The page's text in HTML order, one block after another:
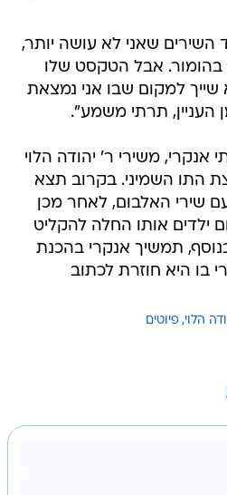
השירים שאני לא עושה יותר,
בהומור. אבל הטקסט שלו
שייך למקום שבו אני נמצאת
העניין, תרתי משמע".
משירי ר' יהודה הלוי
התו השמיני. בקרוב תצא
שירי האלבום, לאחר מכן
ילדים אותו החלה להקליט
תמשיך אנקרי בהכנת
בו היא חוזרת לכתוב
הלוי פיוטים